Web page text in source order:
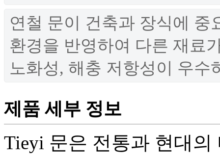
연철 문이 건축과 장식에 중
환경을 반영하여 다른 재료
노화성, 해충 저항성이 우
제품 세부 정보
Tieyi 문은 전통과 현대